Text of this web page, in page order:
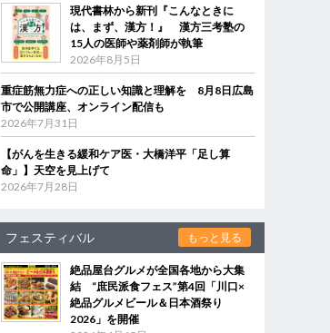
現代書林から新刊『こんなときに
は、まず、漢方！』 漢方三考塾の
15人の医師や薬剤師が執筆
2026年8月5日
重症筋無力症への正しい知識と理解を 8月8日広島
市で公開講座、オンライン配信も
2026年7月31日
【がんを生きる緩和ケア医・大橋洋平「足し算
命」】天空を見上げて
2026年7月28日
フェスティバル もっと見る
絶品屋台グルメが全国各地から大集
結 “庶民派食フェス”第4回「川口×
絶品グルメビール＆日本酒祭り
2026」を開催